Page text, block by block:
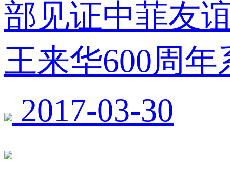
部见证中菲友
王来华600周
2017-03-30